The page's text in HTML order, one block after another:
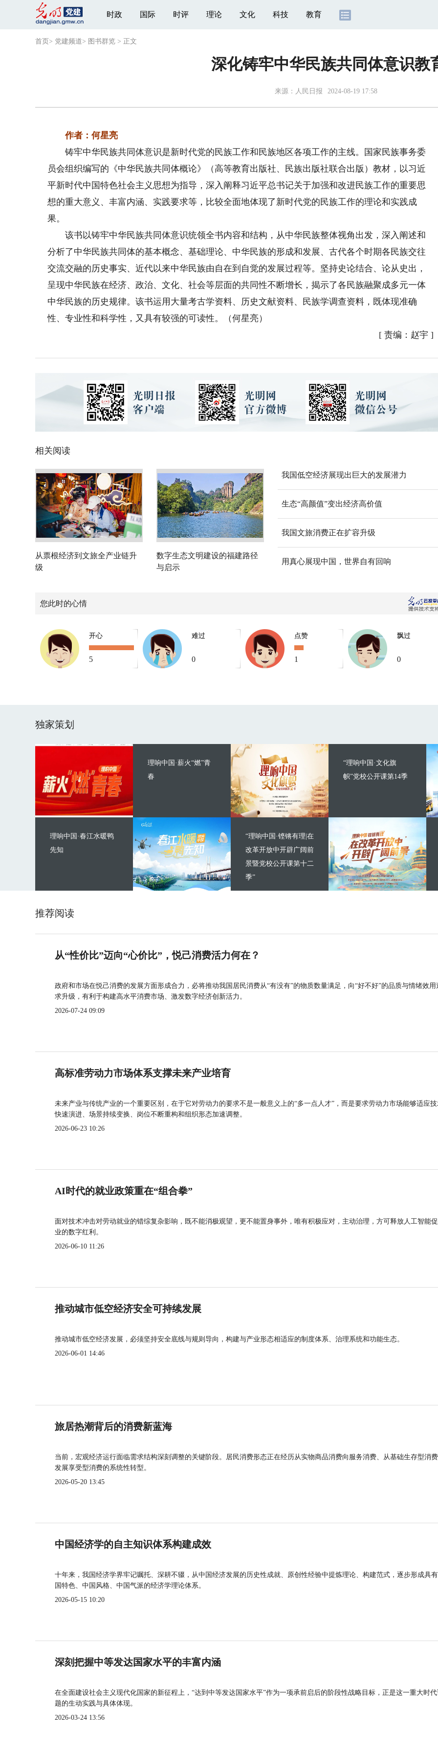
时政 国际 时评 理论 文化 科技 教育
首页 > 党建频道> 图书群览 > 正文
深化铸牢中华民族共同体意识教
来源： 人民日报 2024-08-19 17:58
作者：何星亮
铸牢中华民族共同体意识是新时代党的民族工作和民族地区各项工作的主线。国家民族事务委
员会组织编写的《中华民族共同体概论》（高等教育出版社、民族出版社联合出版）教材，以习近
平新时代中国特色社会主义思想为指导，深入阐释习近平总书记关于加强和改进民族工作的重要思
想的重大意义、丰富内涵、实践要求等，比较全面地体现了新时代党的民族工作的理论和实践成
果。
该书以铸牢中华民族共同体意识统领全书内容和结构，从中华民族整体视角出发，深入阐述和
分析了中华民族共同体的基本概念、基础理论、中华民族的形成和发展、古代各个时期各民族交往
交流交融的历史事实、近代以来中华民族由自在到自觉的发展过程等。坚持史论结合、论从史出，
呈现中华民族在经济、政治、文化、社会等层面的共同性不断增长，揭示了各民族融聚成多元一体
中华民族的历史规律。该书运用大量考古学资料、历史文献资料、民族学调查资料，既体现准确
性、专业性和科学性，又具有较强的可读性。（何星亮）
[ 责编：赵宇 ]
相关阅读
从票根经济到文旅全产业链升
级
数字生态文明建设的福建路径
与启示
我国低空经济展现出巨大的发展潜力
生态“高颜值”变出经济高价值
我国文旅消费正在扩容升级
用真心展现中国，世界自有回响
您此时的心情
开心
5
难过
0
点赞
1
飘过
0
独家策划
理响中国·薪火“燃”青
春
理响中国·春江水暖鸭
先知
“理响中国·文化旗
帜”党校公开课第14季
“理响中国·铿锵有理|在
改革开放中开辟广阔前
景暨党校公开课第十二
季”
推荐阅读
从“性价比”迈向“心价比”，悦己消费活力何在？
政府和市场在悦己消费的发展方面形成合力，必将推动我国居民消费从“有没有”的物质数量满足，向“好不好”的品质与情绪效用
求升级，有利于构建高水平消费市场、激发数字经济创新活力。
2026-07-24 09:09
高标准劳动力市场体系支撑未来产业培育
未来产业与传统产业的一个重要区别，在于它对劳动力的要求不是一般意义上的“多一点人才”，而是要求劳动力市场能够适应
快速演进、场景持续变换、岗位不断重构和组织形态加速调整。
2026-06-23 10:26
AI时代的就业政策重在“组合拳”
面对技术冲击对劳动就业的错综复杂影响，既不能消极观望，更不能置身事外，唯有积极应对，主动治理，方可释放人工智能
业的数字红利。
2026-06-10 11:26
推动城市低空经济安全可持续发展
推动城市低空经济发展，必须坚持安全底线与规则导向，构建与产业形态相适应的制度体系、治理系统和功能生态。
2026-06-01 14:46
旅居热潮背后的消费新蓝海
当前，宏观经济运行面临需求结构深刻调整的关键阶段。居民消费形态正在经历从实物商品消费向服务消费、从基础生存型消
发展享受型消费的系统性转型。
2026-05-20 13:45
中国经济学的自主知识体系构建成效
十年来，我国经济学界牢记嘱托、深耕不辍，从中国经济发展的历史性成就、原创性经验中提炼理论、构建范式，逐步形成具
国特色、中国风格、中国气派的经济学理论体系。
2026-05-15 10:20
深刻把握中等发达国家水平的丰富内涵
在全面建设社会主义现代化国家的新征程上，“达到中等发达国家水平”作为一项承前启后的阶段性战略目标，正是这一重大时
题的生动实践与具体体现。
2026-03-24 13:56